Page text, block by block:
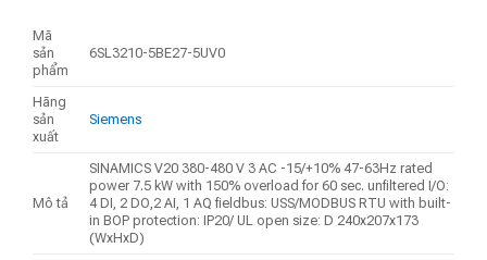
Mã
sản
phẩm
6SL3210-5BE27-5UV0
Hãng
sản
xuất
Siemens
Mô tả
SINAMICS V20 380-480 V 3 AC -15/+10% 47-63Hz rated
power 7.5 kW with 150% overload for 60 sec. unfiltered I/O:
4 DI, 2 DO,2 AI, 1 AQ fieldbus: USS/MODBUS RTU with built-
in BOP protection: IP20/ UL open size: D 240x207x173
(WxHxD)